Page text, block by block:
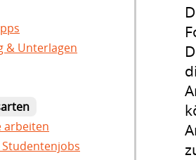
& Unterlagen
arbeiten